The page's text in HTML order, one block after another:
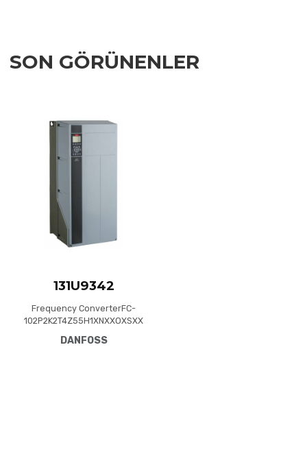
SON GÖRÜNENLER
131U9342
Frequency ConverterFC-
102P2K2T4Z55H1XNXXOXSXX
Drive FC-102(P2K2) 2.2 KW /
DANFOSS